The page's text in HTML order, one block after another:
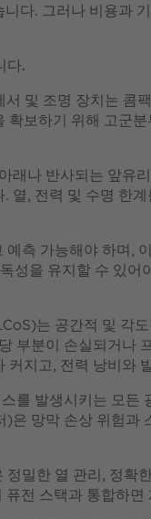
다. 그러나 비용과
다.
및 조명 장치는 콤
보하기 위해 고군
래나 반사되는 앞유
열, 전력 및 수명 한
측 가능해야 하며,
성을 유지할 수 있
는 공간적 및 각
부분이 손실되거나
지고, 전력 낭비와
를 발생시키는 모든
은 망막 손상 위험과
정밀한 열 관리, 정확
전 스택과 통합하